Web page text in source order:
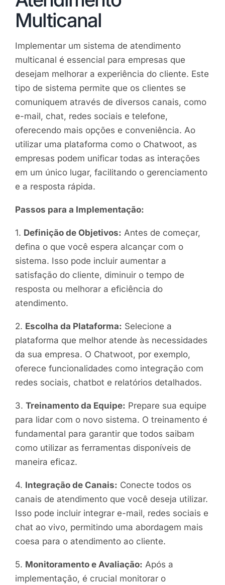
Multicanal
Implementar um sistema de atendimento
multicanal é essencial para empresas que
desejam melhorar a experiência do cliente. Este
tipo de sistema permite que os clientes se
comuniquem através de diversos canais, como
e-mail, chat, redes sociais e telefone,
oferecendo mais opções e conveniência. Ao
utilizar uma plataforma como o Chatwoot, as
empresas podem unificar todas as interações
em um único lugar, facilitando o gerenciamento
e a resposta rápida.
Passos para a Implementação:
1. Definição de Objetivos: Antes de começar,
defina o que você espera alcançar com o
sistema. Isso pode incluir aumentar a
satisfação do cliente, diminuir o tempo de
resposta ou melhorar a eficiência do
atendimento.
2. Escolha da Plataforma: Selecione a
plataforma que melhor atende às necessidades
da sua empresa. O Chatwoot, por exemplo,
oferece funcionalidades como integração com
redes sociais, chatbot e relatórios detalhados.
3. Treinamento da Equipe: Prepare sua equipe
para lidar com o novo sistema. O treinamento é
fundamental para garantir que todos saibam
como utilizar as ferramentas disponíveis de
maneira eficaz.
4. Integração de Canais: Conecte todos os
canais de atendimento que você deseja utilizar.
Isso pode incluir integrar e-mail, redes sociais e
chat ao vivo, permitindo uma abordagem mais
coesa para o atendimento ao cliente.
5. Monitoramento e Avaliação: Após a
implementação, é crucial monitorar o